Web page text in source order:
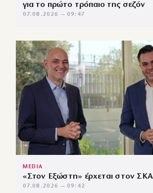
για το πρώτο τρόπαιο της σεζόν
07.08.2026 — 09:47
MEDIA
«Στον Εξώστη» έρχεται στον
07.08.2026 — 09:42